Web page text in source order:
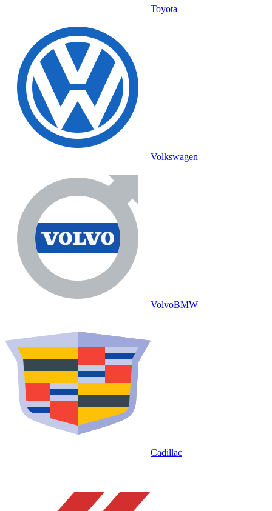
Toyota
Volkswagen
VolvoBMW
Cadillac